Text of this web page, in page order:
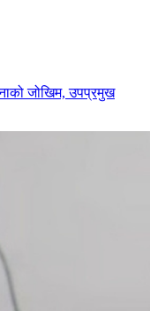
जोखिम, उपप्रमुख